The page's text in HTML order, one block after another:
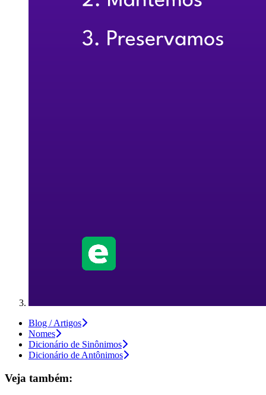
Blog / Artigos
Nomes
Dicionário de Sinônimos
Dicionário de Antônimos
Veja também: